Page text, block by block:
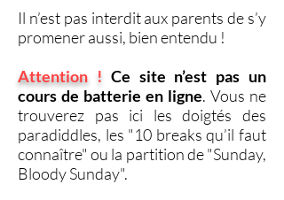
Il n’est pas interdit aux parents de s’y
promener aussi, bien entendu !
Attention ! Ce site n’est pas un
cours de batterie en ligne. Vous ne
trouverez pas ici les doigtés des
paradiddles, les "10 breaks qu’il faut
connaître" ou la partition de "Sunday,
Bloody Sunday".